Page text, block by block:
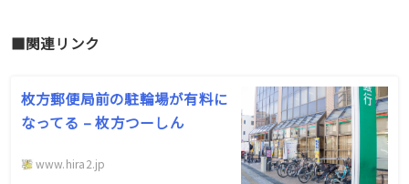
■関連リンク
枚方郵便局前の駐輪場が有料に
なってる – 枚方つーしん
www.hira2.jp